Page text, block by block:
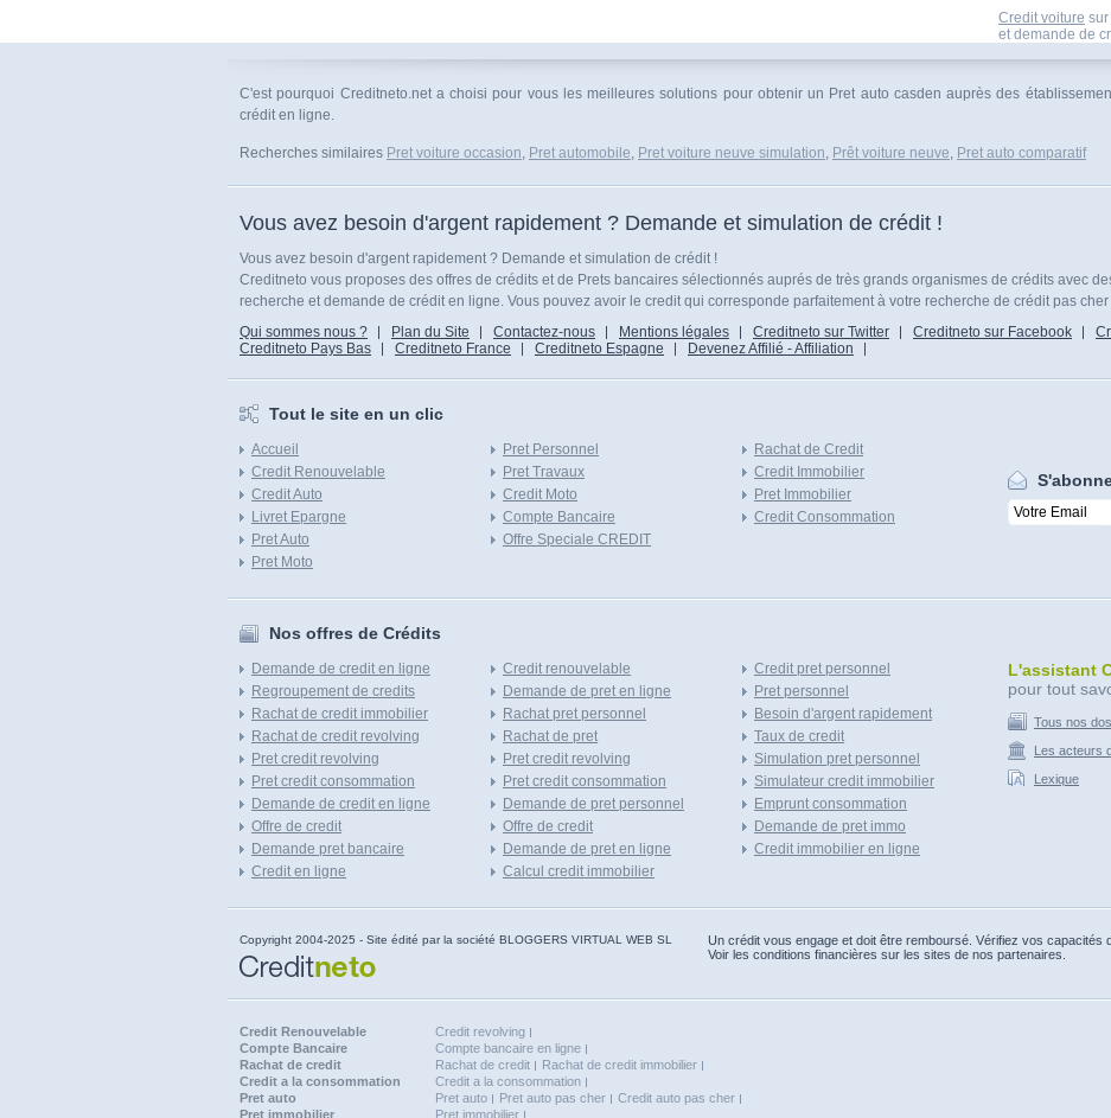
Credit voiture
et demande de
C'est pourquoi Creditneto.net a choisi pour vous les meilleures solutions pour obtenir un Pret auto casden auprès des
crédit en ligne.
Recherches similaires Pret voiture occasion, Pret automobile, Pret voiture neuve simulation, Prêt voiture neuve, Pret auto comparatif
Vous avez besoin d'argent rapidement ? Demande et simulation de crédit !
Vous avez besoin d'argent rapidement ? Demande et simulation de crédit !
Creditneto vous proposes des offres de crédits et de Prets bancaires sélectionnés auprés de très grands organismes de crédits avec
recherche et demande de crédit en ligne. Vous pouvez avoir le credit qui corresponde parfaitement à votre recherche de crédit pas cher
Qui sommes nous ?
Plan du Site Contactez-nous Mentions légales Creditneto sur Twitter Creditneto sur Facebook
Creditneto Pays Bas
Creditneto France Creditneto Espagne Devenez Affilié - Affiliation
Tout le site en un clic
Accueil
Credit Renouvelable
Credit Auto
Livret Epargne
Pret Auto
Pret Moto
Pret Personnel
Pret Travaux
Credit Moto
Compte Bancaire
Offre Speciale CREDIT
Rachat de Credit
Credit Immobilier
Pret Immobilier
Credit Consommation
Nos offres de Crédits
Demande de credit en ligne
Regroupement de credits
Rachat de credit immobilier
Rachat de credit revolving
Pret credit revolving
Pret credit consommation
Demande de credit en ligne
Offre de credit
Demande pret bancaire
Credit en ligne
Credit renouvelable
Demande de pret en ligne
Rachat pret personnel
Rachat de pret
Pret credit revolving
Pret credit consommation
Demande de pret personnel
Offre de credit
Demande de pret en ligne
Calcul credit immobilier
Credit pret personnel
Pret personnel
Besoin d'argent rapidement
Taux de credit
Simulation pret personnel
Simulateur credit immobilier
Emprunt consommation
Demande de pret immo
Credit immobilier en ligne
L'assistant
pour tout
Tous nos
Les acteurs
Lexique
Copyright 2004-2025 - Site édité par la société BLOGGERS VIRTUAL WEB SL
Un crédit vous engage et doit être remboursé. Vérifiez vos capacités
Voir les conditions financières sur les sites de nos partenaires.
Credit Renouvelable
Credit revolving
Compte Bancaire
Compte bancaire en ligne
Rachat de credit
Rachat de credit
Rachat de credit immobilier
Credit a la consommation
Credit a la consommation
Pret auto
Pret auto Pret auto pas cher
Credit auto pas cher
Pret immobilier
Pret immobilier